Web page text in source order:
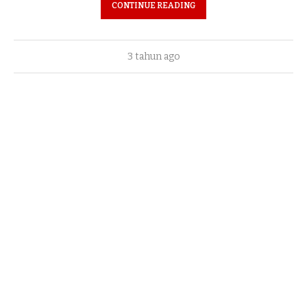
CONTINUE READING
3 tahun ago